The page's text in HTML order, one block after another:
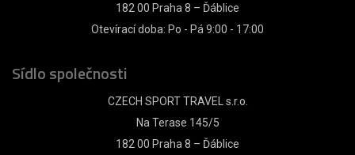
182 00 Praha 8 – Ďáblice
Otevírací doba: Po - Pá 9:00 - 17:00
Sídlo společnosti
CZECH SPORT TRAVEL s.r.o.
Na Terase 145/5
182 00 Praha 8 – Ďáblice